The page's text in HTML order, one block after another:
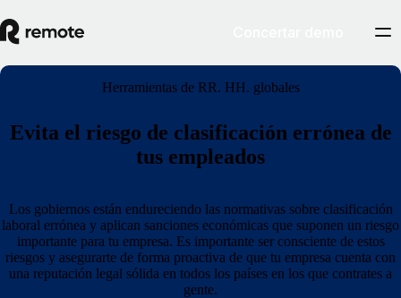
Herramientas de RR. HH. globales
Evita el riesgo de clasificación errónea de
tus empleados
Los gobiernos están endureciendo las normativas sobre clasificación
laboral errónea y aplican sanciones económicas que suponen un riesgo
importante para tu empresa. Es importante ser consciente de estos
riesgos y asegurarte de forma proactiva de que tu empresa cuenta con
una reputación legal sólida en todos los países en los que contrates a
gente.